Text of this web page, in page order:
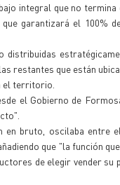
integral que no termina
garantizará el 100%
distribuidas
restantes que están
el territorio.
el Gobierno de
en bruto, oscilaba entre
que "la función
de elegir vender su